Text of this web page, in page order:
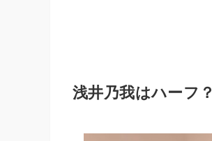
浅井乃我はハーフ？